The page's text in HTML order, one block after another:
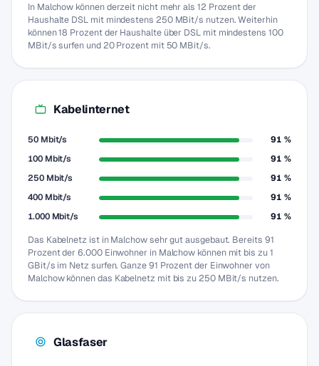
In Malchow können derzeit nicht mehr als 12 Prozent der
Haushalte DSL mit mindestens 250 MBit/s nutzen. Weiterhin
können 18 Prozent der Haushalte über DSL mit mindestens 100
MBit/s surfen und 20 Prozent mit 50 MBit/s.
Kabelinternet
50 Mbit/s
91 %
100 Mbit/s
91 %
250 Mbit/s
91 %
400 Mbit/s
91 %
1.000 Mbit/s
91 %
Das Kabelnetz ist in Malchow sehr gut ausgebaut. Bereits 91
Prozent der 6.000 Einwohner in Malchow können mit bis zu 1
GBit/s im Netz surfen. Ganze 91 Prozent der Einwohner von
Malchow können das Kabelnetz mit bis zu 250 MBit/s nutzen.
Glasfaser